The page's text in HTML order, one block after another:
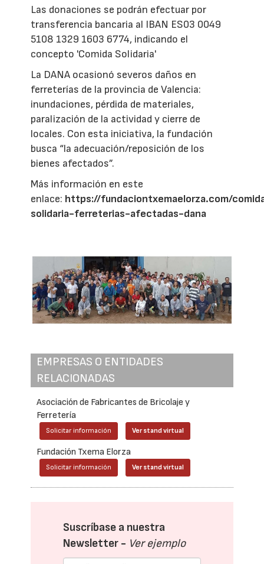
Las donaciones se podrán efectuar por
transferencia bancaria al IBAN ES03 0049
5108 1329 1603 6774, indicando el
concepto 'Comida Solidaria'
La DANA ocasionó severos daños en
ferreterías de la provincia de Valencia:
inundaciones, pérdida de materiales,
paralización de la actividad y cierre de
locales. Con esta iniciativa, la fundación
busca “la adecuación/reposición de los
bienes afectados”.
Más información en este
enlace: https://fundaciontxemaelorza.com/
solidaria-ferreterias-afectadas-dana
EMPRESAS O ENTIDADES
RELACIONADAS
Asociación de Fabricantes de Bricolaje y
Ferretería
Solicitar información Ver stand virtual
Fundación Txema Elorza
Solicitar información Ver stand virtual
Suscríbase a nuestra
Newsletter - Ver ejemplo